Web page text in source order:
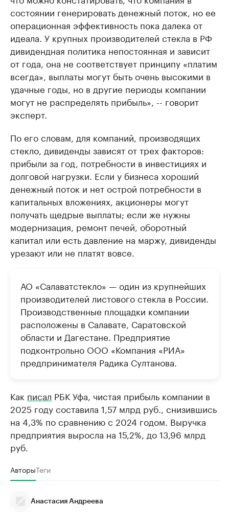
состоянии генерировать денежный поток, но ее
операционная эффективность пока далека от
идеала. У крупных производителей стекла в РФ
дивидендная политика непостоянная и зависит
от года, она не соответствует принципу «платим
всегда», выплаты могут быть очень высокими в
удачные годы, но в другие периоды компании
могут не распределять прибыль», -- говорит
эксперт.
По его словам, для компаний, производящих
стекло, дивиденды зависят от трех факторов:
прибыли за год, потребности в инвестициях и
долговой нагрузки. Если у бизнеса хороший
денежный поток и нет острой потребности в
капитальных вложениях, акционеры могут
получать щедрые выплаты; если же нужны
модернизация, ремонт печей, оборотный
капитал или есть давление на маржу, дивиденды
урезают или не платят вовсе.
АО «Салаватстекло» — один из крупнейших
производителей листового стекла в России.
Производственные площадки компании
расположены в Салавате, Саратовской
области и Дагестане. Предприятие
подконтрольно ООО «Компания «РИА»
предпринимателя Радика Султанова.
Как писал РБК Уфа, чистая прибыль компании в
2025 году составила 1,57 млрд руб., снизившись
на 4,3% по сравнению с 2024 годом. Выручка
предприятия выросла на 15,2%, до 13,96 млрд
руб.
АвторыТеги
Анастасия Андреева